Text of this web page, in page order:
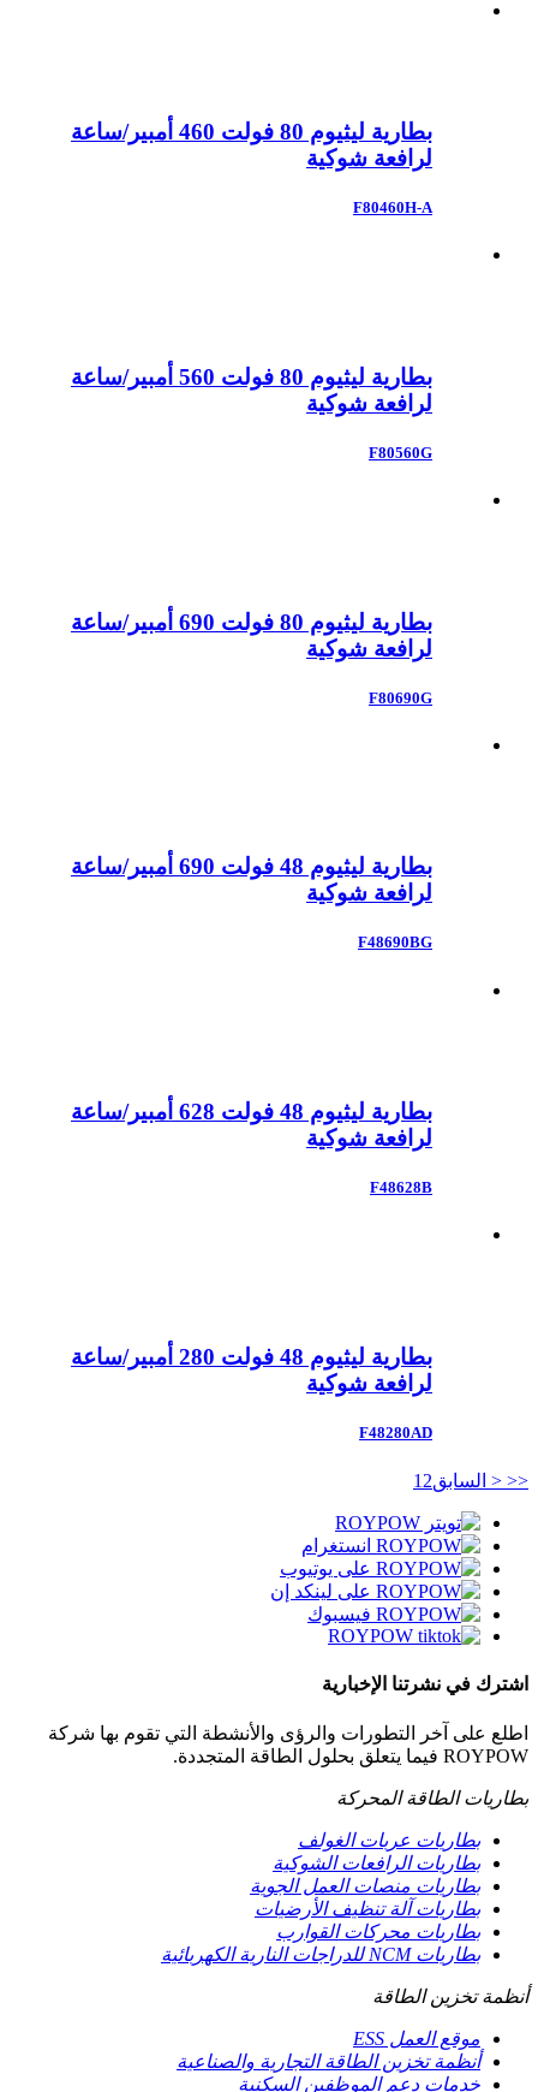
بطارية ليثيوم 80 فولت 460 أمبير/ساعة
لرافعة شوكية
F80460H-A
بطارية ليثيوم 80 فولت 560 أمبير/ساعة
لرافعة شوكية
F80560G
بطارية ليثيوم 80 فولت 690 أمبير/ساعة
لرافعة شوكية
F80690G
بطارية ليثيوم 48 فولت 690 أمبير/ساعة
لرافعة شوكية
F48690BG
بطارية ليثيوم 48 فولت 628 أمبير/ساعة
لرافعة شوكية
F48628B
بطارية ليثيوم 48 فولت 280 أمبير/ساعة
لرافعة شوكية
F48280AD
<< < السابق 1 2
اشترك في نشرتنا الإخبارية
اطلع على آخر التطورات والرؤى والأنشطة التي تقوم بها شركة
ROYPOW فيما يتعلق بحلول الطاقة المتجددة.
بطاريات الطاقة المحركة
بطاريات عربات الغولف
بطاريات الرافعات الشوكية
بطاريات منصات العمل الجوية
بطاريات آلة تنظيف الأرضيات
بطاريات محركات القوارب
بطاريات NCM للدراجات النارية الكهربائية
أنظمة تخزين الطاقة
موقع العمل ESS
أنظمة تخزين الطاقة التجارية والصناعية
خدمات دعم الموظفين السكنية